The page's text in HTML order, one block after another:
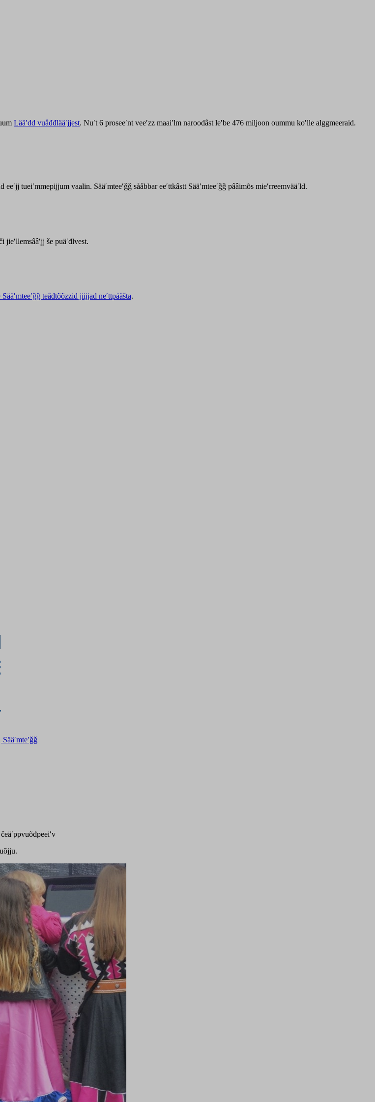
Lääʹdd vuâđđlääʹjjest. Nuʹt 6 proseeʹnt veeʹzz maaiʹlm naroodâst leʹbe 476 miljoon oummu koʹlle alggmeeraid.
tueiʹmmepijjum vaalin. Sääʹmteeʹǧǧ sååbbar eeʹttkâstt Sääʹmteeʹǧǧ pââimõs mieʹrreemvääʹld.
jieʹllemsââʹjj še puäʹđlvest.
Sääʹmteeʹǧǧ teâđtõõzzid jiijjad neʹttpååšta.
Sääʹmteʹǧǧ